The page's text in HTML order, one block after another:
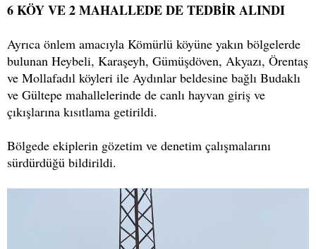
6 KÖY VE 2 MAHALLEDE DE TEDBİR ALINDI
Ayrıca önlem amacıyla Kömürlü köyüne yakın bölgelerde
bulunan Heybeli, Karaşeyh, Gümüşdöven, Akyazı, Örentaş
ve Mollafadıl köyleri ile Aydınlar beldesine bağlı Budaklı
ve Gültepe mahallelerinde de canlı hayvan giriş ve
çıkışlarına kısıtlama getirildi.
Bölgede ekiplerin gözetim ve denetim çalışmalarını
sürdürdüğü bildirildi.